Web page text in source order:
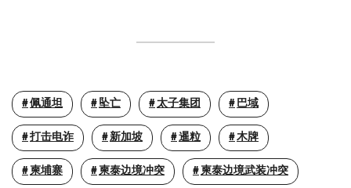
佩通坦 坠亡 太子集团 巴域
打击电诈 新加坡 暹粒 木牌
柬埔寨 柬泰边境冲突 柬泰边境武装冲突